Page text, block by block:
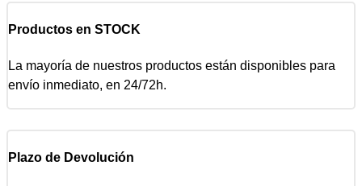
Productos en STOCK
La mayoría de nuestros productos están disponibles para
envío inmediato, en 24/72h.
Plazo de Devolución